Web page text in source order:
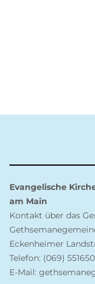
Evangelische
am Main
Kontakt über das
Eckenheimer
Telefon: (069)
E-Mail: